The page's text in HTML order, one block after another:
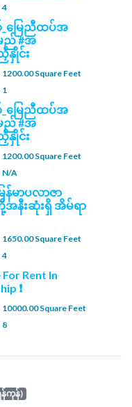
4
_မြေညီထပ်အ
ည် #အ
နှိုင်း
1200.00 Square Feet
1
_မြေညီထပ်အ
ည် #အ
နှိုင်း
1200.00 Square Feet
N/A
န်မာပလာဇာ
အနီးဆုံးရှိ အိမ်ရာ
1650.00 Square Feet
4
For Rent In
❗
10000.00 Square Feet
8
န်ကုန်)